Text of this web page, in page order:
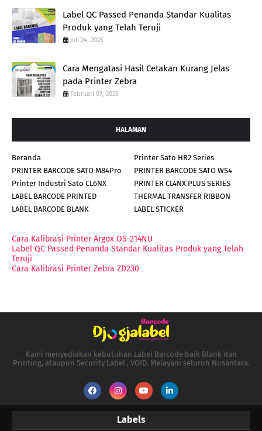
Label QC Passed Penanda Standar Kualitas
Produk yang Telah Teruji
Juli 24, 2025
Cara Mengatasi Hasil Cetakan Kurang Jelas
pada Printer Zebra
Februari 07, 2025
HALAMAN
Beranda
Printer Sato HR2 Series
PRINTER BARCODE SATO M84Pro
PRINTER BARCODE SATO WS4
Printer Industri Sato CL6NX
PRINTER CL4NX PLUS SERIES
LABEL BARCODE PRINTED
THERMAL TRANSFER RIBBON
LABEL BARCODE BLANK
LABEL STICKER
Cara Kalibrasi Printer Argox OS-214NU
Label QC Passed Penanda Standar Kualitas Produk yang Telah
Teruji
Cara Kalibrasi Printer Zebra ZD230
Kami menyediakan kebutuhan Label Barcode baik Blank dan
Printing, ataupun Security Label , VOID. Melayani seluruh Nusantara.
Labels